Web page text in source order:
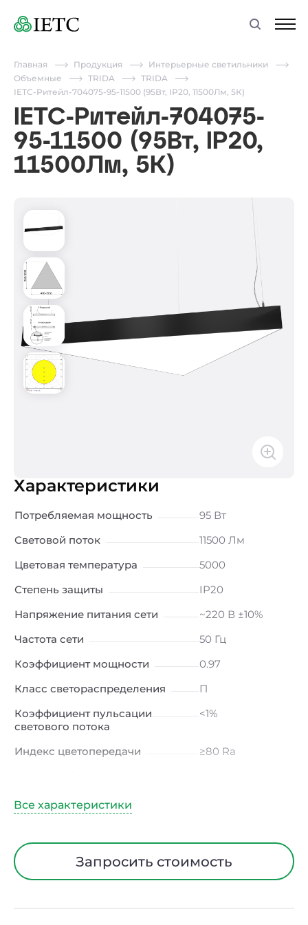
Главная Продукция
Интерьерные светильники
Объемные
TRIDA
TRIDA
IETC-Ритейл-704075-95-11500 (95Вт, IP20, 11500Лм, 5К)
IETC-Ритейл-704075-
95-11500 (95Вт, IP20,
11500Лм, 5К)
Характеристики
Потребляемая мощность
95 Вт
Световой поток
11500 Лм
Цветовая температура
5000
Степень защиты
IP20
Напряжение питания сети
~220 В ±10%
Частота сети
50 Гц
Коэффициент мощности
0.97
Класс светораспределения
П
Коэффициент пульсации
светового потока
<1%
Индекс цветопередачи
≥80 Ra
Угол рассеивания
Диапазон рабочих
температурЗапросить стоимость